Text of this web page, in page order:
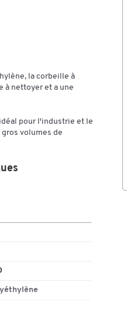
corbeille
bas avec contre-
la corbeille à
à nettoyer et a une
pour l'industrie et le
volumes de